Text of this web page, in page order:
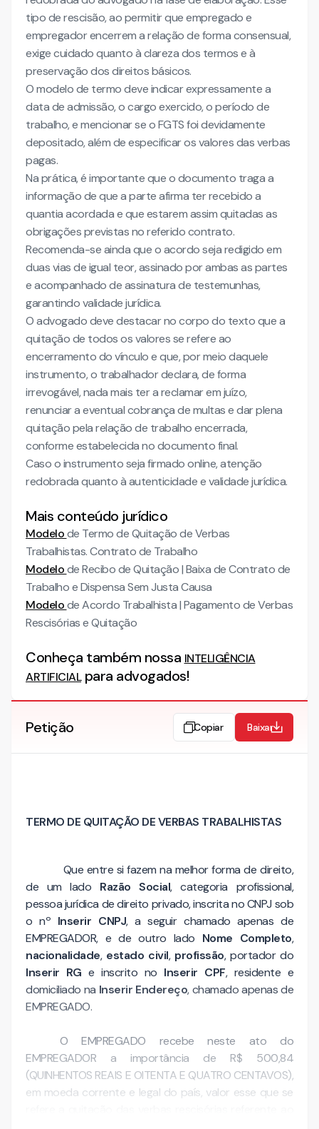
tipo de rescisão, ao permitir que empregado e
empregador encerrem a relação de forma consensual,
exige cuidado quanto à clareza dos termos e à
preservação dos direitos básicos.
O modelo de termo deve indicar expressamente a
data de admissão, o cargo exercido, o período de
trabalho, e mencionar se o FGTS foi devidamente
depositado, além de especificar os valores das verbas
pagas.
Na prática, é importante que o documento traga a
informação de que a parte afirma ter recebido a
quantia acordada e que estarem assim quitadas as
obrigações previstas no referido contrato.
Recomenda-se ainda que o acordo seja redigido em
duas vias de igual teor, assinado por ambas as partes
e acompanhado de assinatura de testemunhas,
garantindo validade jurídica.
O advogado deve destacar no corpo do texto que a
quitação de todos os valores se refere ao
encerramento do vínculo e que, por meio daquele
instrumento, o trabalhador declara, de forma
irrevogável, nada mais ter a reclamar em juízo,
renunciar a eventual cobrança de multas e dar plena
quitação pela relação de trabalho encerrada,
conforme estabelecida no documento final.
Caso o instrumento seja firmado online, atenção
redobrada quanto à autenticidade e validade jurídica.
Mais conteúdo jurídico
Modelode Termo de Quitação de Verbas
Trabalhistas. Contrato de Trabalho
Modelode Recibo de Quitação | Baixa de Contrato de
Trabalho e Dispensa Sem Justa Causa
Modelode Acordo Trabalhista | Pagamento de Verbas
Rescisórias e Quitação
Conheça também nossa INTELIGÊNCIA
ARTIFICIALpara advogados!
Petição Copiar Baixar
TERMO DE QUITAÇÃO DE VERBAS TRABALHISTAS
Que entre si fazem na melhor forma de direito,
de um lado Razão Social, categoria profissional,
pessoa jurídica de direito privado, inscrita no CNPJ sob
o nº Inserir CNPJ, a seguir chamado apenas de
EMPREGADOR, e de outro lado Nome Completo,
nacionalidade, estado civil, profissão, portador do
Inserir RG e inscrito no Inserir CPF, residente e
domiciliado na Inserir Endereço, chamado apenas de
EMPREGADO.
O EMPREGADO recebe neste ato do
EMPREGADOR a importância de R$ 500,84
(QUINHENTOS REAIS E OITENTA E QUATRO CENTAVOS),
em moeda corrente e legal do país, valor esse que se